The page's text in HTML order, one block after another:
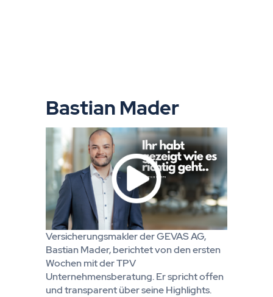
Bastian Mader
Versicherungsmakler der GEVAS AG,
Bastian Mader, berichtet von den ersten
Wochen mit der TPV
Unternehmensberatung. Er spricht offen
und transparent über seine Highlights.